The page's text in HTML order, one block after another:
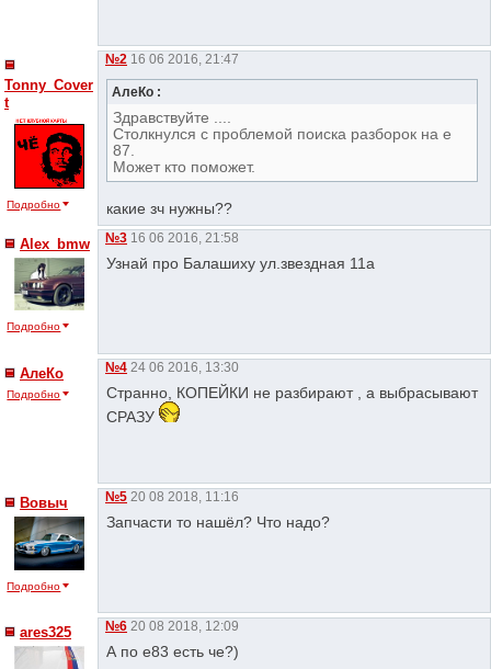
Tonny_Cover
t
Подробно
№2 16 06 2016, 21:47
АлеКо :
Здравствуйте ....
Столкнулся с проблемой поиска разборок на е
87.
Может кто поможет.
какие зч нужны??
Alex_bmw
Подробно
№3 16 06 2016, 21:58
Узнай про Балашиху ул.звездная 11а
АлеКо
Подробно
№4 24 06 2016, 13:30
Странно, КОПЕЙКИ не разбирают , а выбрасывают
СРАЗУ
Вовыч
Подробно
№5 20 08 2018, 11:16
Запчасти то нашёл? Что надо?
ares325 №6 20 08 2018, 12:09
А по е83 есть че?)